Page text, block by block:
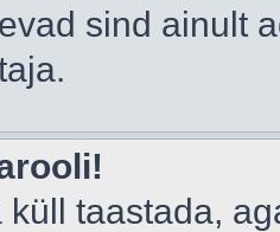
sind ainult
küll taastada,